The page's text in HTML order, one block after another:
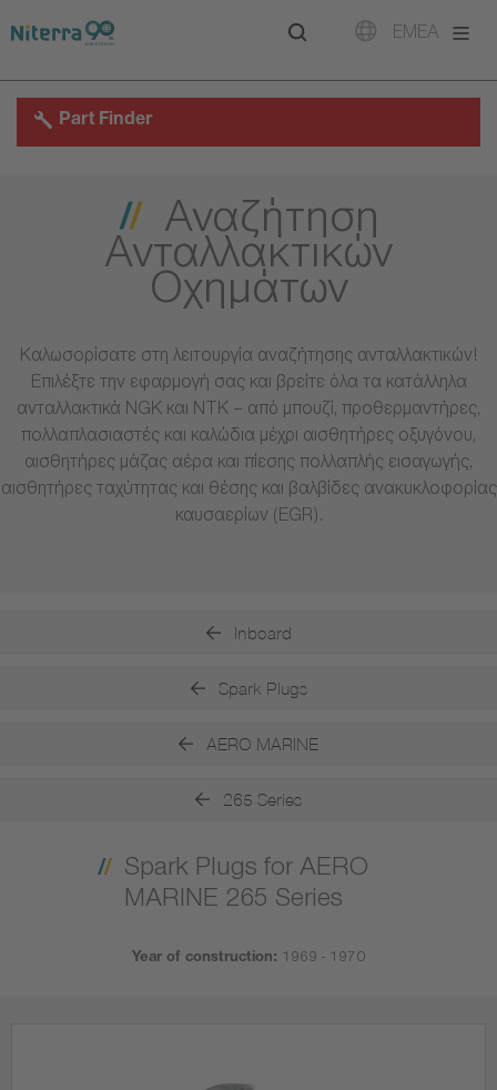
to
to
to
EMEA
Part Finder
Αναζήτηση
Ανταλλακτικών
Οχημάτων
Καλωσορίσατε στη λειτουργία αναζήτησης ανταλλακτικών!
Επιλέξτε την εφαρμογή σας και βρείτε όλα τα κατάλληλα
ανταλλακτικά NGK και NTK – από μπουζί, προθερμαντήρες,
πολλαπλασιαστές και καλώδια μέχρι αισθητήρες οξυγόνου,
αισθητήρες μάζας αέρα και πίεσης πολλαπλής εισαγωγής,
αισθητήρες ταχύτητας και θέσης και βαλβίδες ανακυκλοφορίας
καυσαερίων (EGR).
Inboard
Spark Plugs
AERO MARINE
265 Series
Spark Plugs for AERO
MARINE 265 Series
Year of construction: 1969 - 1970